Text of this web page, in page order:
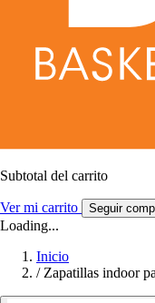
Subtotal del carrito
Ver mi carrito Seguir
Loading...
Inicio
/ Zapatillas indoor